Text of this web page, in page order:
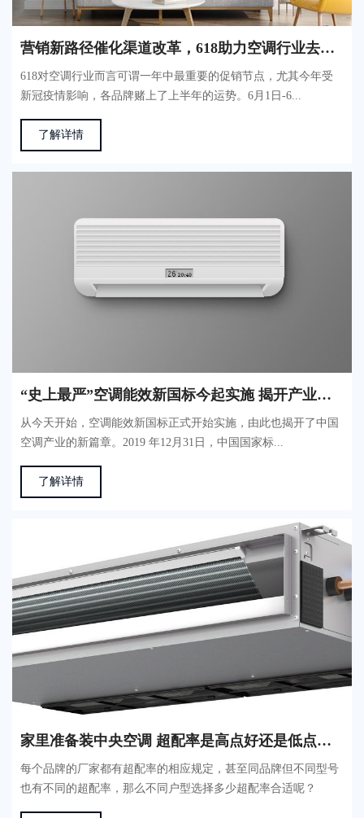
营销新路径催化渠道改革，618助力空调行业去库存
618对空调行业而言可谓一年中最重要的促销节点，尤其今年受
新冠疫情影响，各品牌赌上了上半年的运势。6月1日-6...
了解详情
“史上最严”空调能效新国标今起实施 揭开产业新篇章
从今天开始，空调能效新国标正式开始实施，由此也揭开了中国
空调产业的新篇章。2019 年12月31日，中国国家标...
了解详情
家里准备装中央空调 超配率是高点好还是低点好？
每个品牌的厂家都有超配率的相应规定，甚至同品牌但不同型号
也有不同的超配率，那么不同户型选择多少超配率合适呢？